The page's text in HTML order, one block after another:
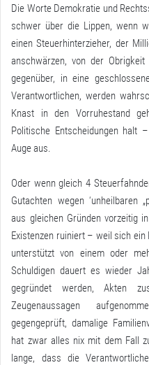
Die Worte Demokratie und
schwer über die Lippen, wenn
einen Steuerhinterzieher, der
anschwärzen, von der
gegenüber, in eine
Verantwortlichen, werden
Knast in den Vorruhestand
Politische Entscheidungen halt
Auge aus.
Oder wenn gleich 4
Gutachten wegen ‘unheilbaren
aus gleichen Gründen vorzeitig
Existenzen ruiniert – weil sich
unterstützt von einem oder
Schuldigen dauert es wieder
gegründet werden, Akten
Zeugenaussagen
gegengeprüft, damalige
hat zwar alles nix mit dem Fall
lange, dass die